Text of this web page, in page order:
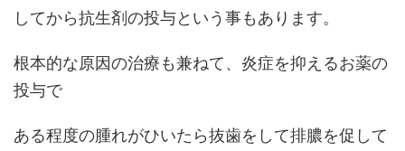
してから抗生剤の投与という事もあります。
根本的な原因の治療も兼ねて、炎症を抑えるお薬の
投与で
ある程度の腫れがひいたら抜歯をして排膿を促して